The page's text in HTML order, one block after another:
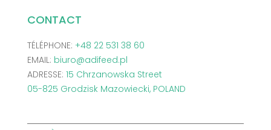
CONTACT
TÉLÉPHONE: +48 22 531 38 60
EMAIL: biuro@adifeed.pl
ADRESSE: 15 Chrzanowska Street
05-825 Grodzisk Mazowiecki, POLAND